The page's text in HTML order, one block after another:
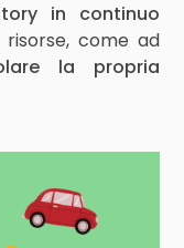
in continuo
come ad
la propria